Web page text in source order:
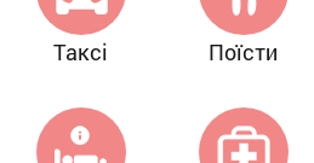
Таксі Поїсти